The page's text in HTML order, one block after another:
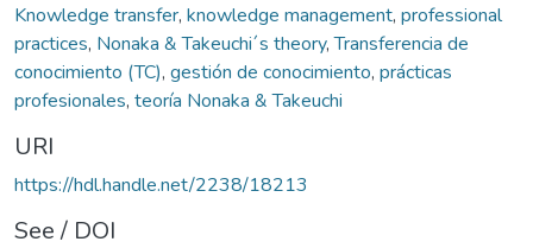
Knowledge transfer, knowledge management, professional
practices, Nonaka & Takeuchi´s theory,Transferencia de
conocimiento (TC), gestión de conocimiento, prácticas
profesionales, teoría Nonaka & Takeuchi
URI
https://hdl.handle.net/2238/18213
See / DOI